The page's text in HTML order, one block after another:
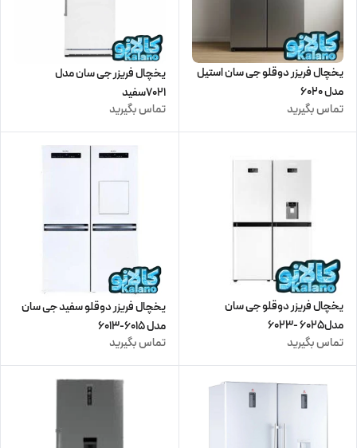
یخچال فریزر دوقلو جی سان استیل
مدل 6020
تماس بگیرید
یخچال فریزر جی سان مدل
7021سفید
تماس بگیرید
یخچال فریزر دوقلو جی سان
مدل6025 -6023
تماس بگیرید
یخچال فریزر دوقلو سفید جی سان
مدل 6015-6013
تماس بگیرید